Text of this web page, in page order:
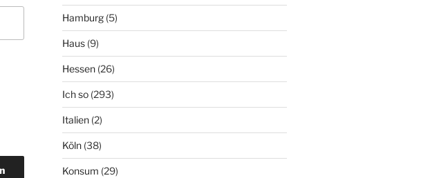
Hamburg(5)
Haus(9)
Hessen(26)
Ich so(293)
Italien(2)
Köln(38)
Konsum (29)